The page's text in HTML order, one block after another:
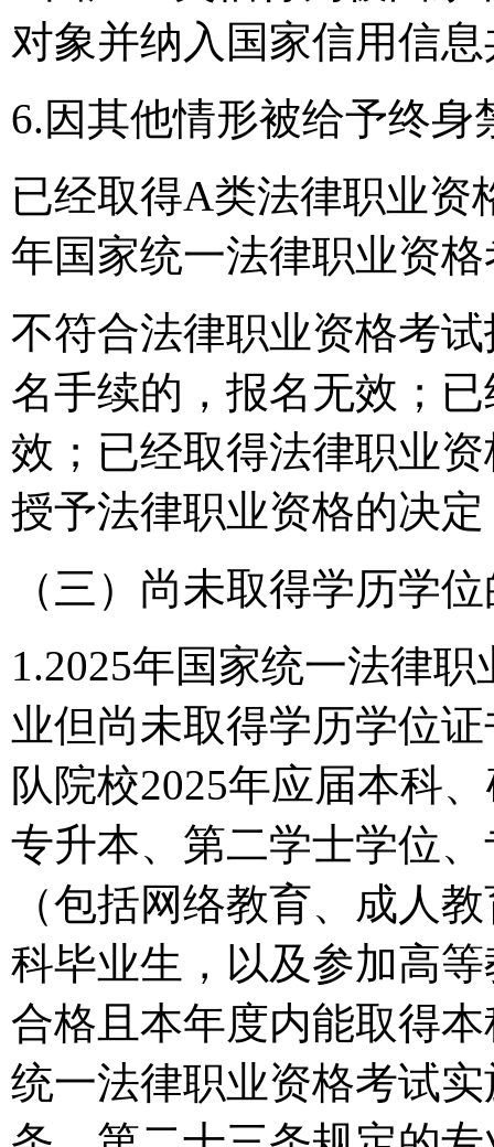
对象并纳入国家信用信
6.因其他情形被给予终
已经取得A类法律职业资
年国家统一法律职业资
不符合法律职业资格考
名手续的，报名无效；
效；已经取得法律职业
授予法律职业资格的决
（三）尚未取得学历学
1.2025年国家统一法律
业但尚未取得学历学位
队院校2025年应届本科
专升本、第二学士学位
（包括网络教育、成人
科毕业生，以及参加高
合格且本年度内能取得
统一法律职业资格考试